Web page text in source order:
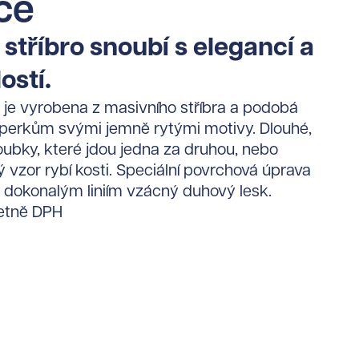
stříbro snoubí s elegancí a
je vyrobena z masivního stříbra a podobá
svými jemně rytými motivy. Dlouhé,
které jdou jedna za druhou, nebo
vzor rybí kosti. Speciální povrchová úprava
dokonalým liniím vzácný duhový lesk.
DPH